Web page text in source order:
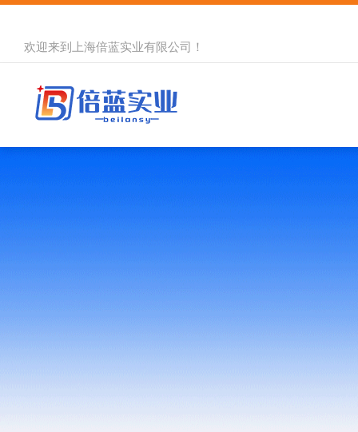
欢迎来到 上海倍蓝实业有限公司 ！